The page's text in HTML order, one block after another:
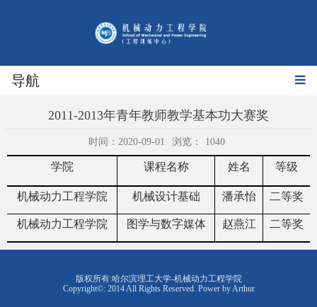
导航
2011-2013年青年教师教学基本功大赛奖
时间：2020-09-01 浏览： 1040
学院 课程名称 姓名 等级
机械动力工程学院 机械设计基础 潘承怡 二等奖
机械动力工程学院 图学与数字媒体 赵燕江 二等奖
版权所有:哈尔滨理工大学-机械动力工程学院
Copyright©: 2014 All Rights Reserved. Power by Arthur